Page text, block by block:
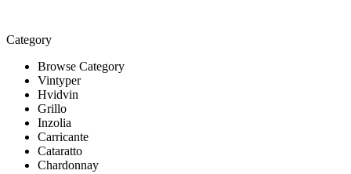
Category
Browse Category
Vintyper
Hvidvin
Grillo
Inzolia
Carricante
Cataratto
Chardonnay